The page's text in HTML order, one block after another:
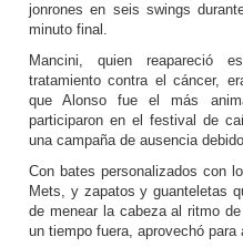
jonrones en seis swings
minuto final.
Mancini, quien reapareció
tratamiento contra el cáncer,
que Alonso fue el más
participaron en el festival de
una campaña de ausencia
Con bates personalizados con
Mets, y zapatos y guanteletas
de menear la cabeza al ritmo
un tiempo fuera, aprovechó para